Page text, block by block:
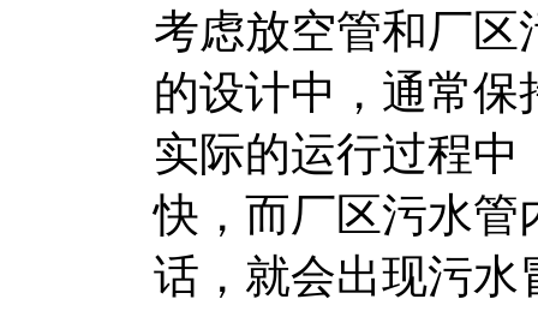
考虑放空管和厂区
的设计中，通常
实际的运行过程
快，而厂区污水管
话，就会出现污水